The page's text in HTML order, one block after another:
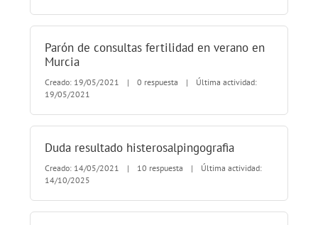
Parón de consultas fertilidad en verano en
Murcia
Creado: 19/05/2021 | 0 respuesta |
Última actividad:
19/05/2021
Duda resultado histerosalpingografia
Creado: 14/05/2021 | 10 respuesta |
Última actividad:
14/10/2025